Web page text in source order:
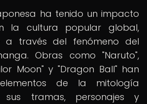
ha tenido un impacto
la cultura popular global,
a través del fenómeno del
Obras como "Naruto",
Moon" y "Dragon Ball" han
de la mitología
tramas, personajes y